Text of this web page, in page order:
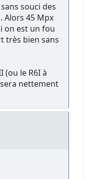
souci des
Alors 45 Mpx
on est un fou
très bien sans
(ou le R6I à
nettement